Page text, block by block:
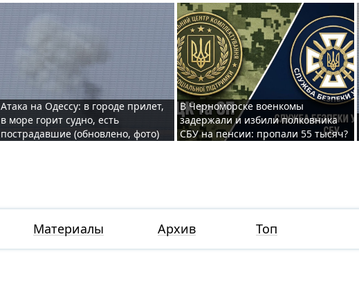
Атака на Одессу: в городе прилет,
в море горит судно, есть
пострадавшие (обновлено, фото)
В Черноморске военкомы
задержали и избили полковника
СБУ на пенсии: пропали 55 тысяч?
Материалы Архив Топ